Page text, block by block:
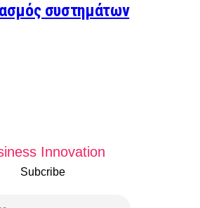
συστημάτων
Innovation
Subcribe